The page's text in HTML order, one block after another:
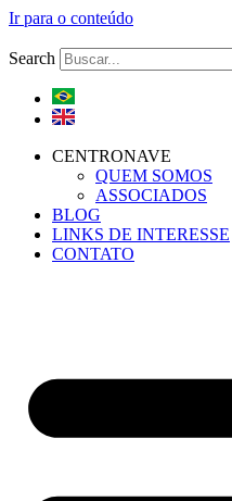
Ir para o conteúdo
Search
CENTRONAVE
QUEM SOMOS
ASSOCIADOS
BLOG
LINKS DE INTERESSE
CONTATO